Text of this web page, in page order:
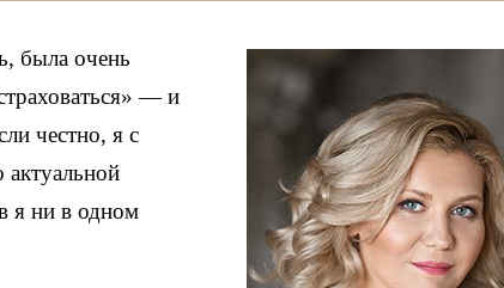
была очень
— и
честно, я с
актуальной
я ни в одном